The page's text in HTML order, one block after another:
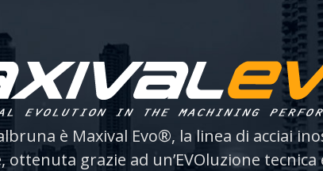
è Maxival Evo®, la linea di acciai
grazie ad un’EVOluzione